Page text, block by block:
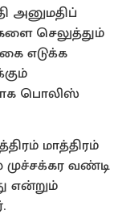
அனுமதிப்
செலுத்தும்
எடுக்க
பொலிஸ்
மாத்திரம்
வண்டி
என்றும்